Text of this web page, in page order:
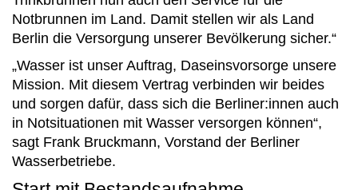
Notbrunnen im Land. Damit stellen wir als Land
Berlin die Versorgung unserer Bevölkerung sicher.“
„Wasser ist unser Auftrag, Daseinsvorsorge unsere
Mission. Mit diesem Vertrag verbinden wir beides
und sorgen dafür, dass sich die Berliner:innen auch
in Notsituationen mit Wasser versorgen können“,
sagt Frank Bruckmann, Vorstand der Berliner
Wasserbetriebe.